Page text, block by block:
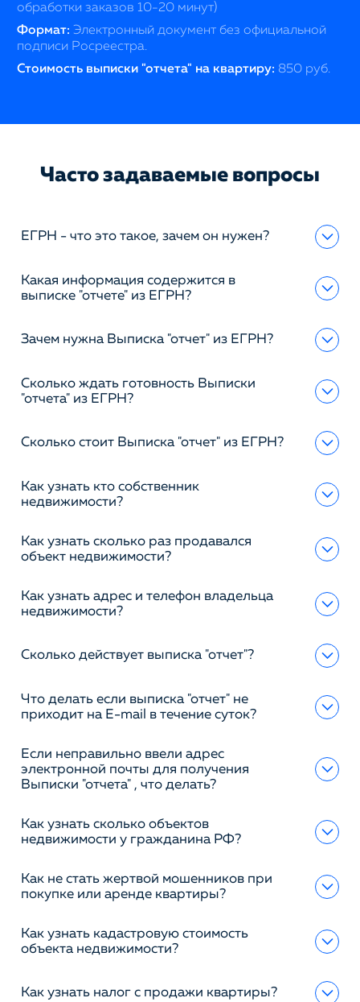
обработки заказов 10-20 минут)
Формат: Электронный документ без официальной
подписи Росреестра.
Стоимость выписки "отчета" на квартиру: 850 руб.
Часто задаваемые вопросы
ЕГРН - что это такое, зачем он нужен?
Какая информация содержится в
выписке "отчете" из ЕГРН?
Зачем нужна Выписка "отчет" из ЕГРН?
Сколько ждать готовность Выписки
"отчета" из ЕГРН?
Сколько стоит Выписка "отчет" из ЕГРН?
Как узнать кто собственник
недвижимости?
Как узнать сколько раз продавался
объект недвижимости?
Как узнать адрес и телефон владельца
недвижимости?
Сколько действует выписка "отчет"?
Что делать если выписка "отчет" не
приходит на E-mail в течение суток?
Если неправильно ввели адрес
электронной почты для получения
Выписки "отчета" , что делать?
Как узнать сколько объектов
недвижимости у гражданина РФ?
Как не стать жертвой мошенников при
покупке или аренде квартиры?
Как узнать кадастровую стоимость
объекта недвижимости?
Как узнать налог с продажи квартиры?